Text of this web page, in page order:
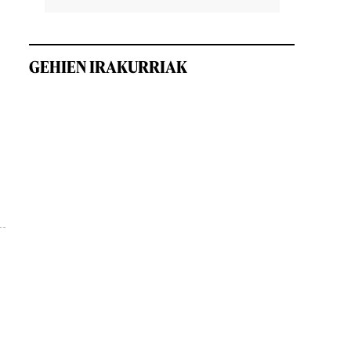
GEHIEN IRAKURRIAK